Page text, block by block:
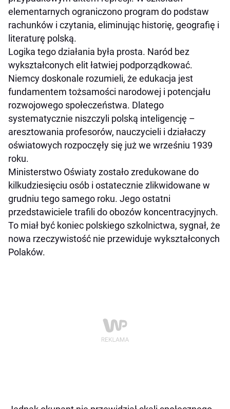
elementarnych ograniczono program do podstaw
rachunków i czytania, eliminując historię, geografię i
literaturę polską.
Logika tego działania była prosta. Naród bez
wykształconych elit łatwiej podporządkować.
Niemcy doskonale rozumieli, że edukacja jest
fundamentem tożsamości narodowej i potencjału
rozwojowego społeczeństwa. Dlatego
systematycznie niszczyli polską inteligencję –
aresztowania profesorów, nauczycieli i działaczy
oświatowych rozpoczęły się już we wrześniu 1939
roku.
Ministerstwo Oświaty zostało zredukowane do
kilkudziesięciu osób i ostatecznie zlikwidowane w
grudniu tego samego roku. Jego ostatni
przedstawiciele trafili do obozów koncentracyjnych.
To miał być koniec polskiego szkolnictwa, sygnał, że
nowa rzeczywistość nie przewiduje wykształconych
Polaków.